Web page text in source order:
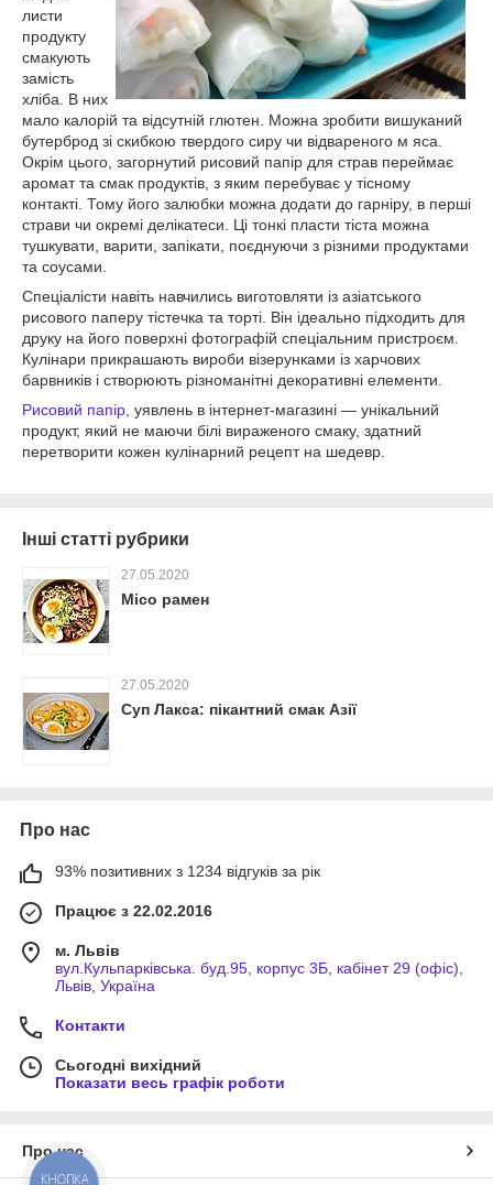
листи
продукту
смакують
замість
хліба. В них
мало калорій та відсутній глютен. Можна зробити вишуканий
бутерброд зі скибкою твердого сиру чи відвареного м яса.
Окрім цього, загорнутий рисовий папір для страв переймає
аромат та смак продуктів, з яким перебуває у тісному
контакті. Тому його залюбки можна додати до гарніру, в перші
страви чи окремі делікатеси. Ці тонкі пласти тіста можна
тушкувати, варити, запікати, поєднуючи з різними продуктами
та соусами.
Спеціалісти навіть навчились виготовляти із азіатського
рисового паперу тістечка та торті. Він ідеально підходить для
друку на його поверхні фотографій спеціальним пристроєм.
Кулінари прикрашають вироби візерунками із харчових
барвників і створюють різноманітні декоративні елементи.
Рисовий папір , уявлень в інтернет-магазині ― унікальний
продукт, який не маючи білі вираженого смаку, здатний
перетворити кожен кулінарний рецепт на шедевр.
Інші статті рубрики
27.05.2020
Місо рамен
27.05.2020
Суп Лакса: пікантний смак Азії
Про нас
93% позитивних з 1234 відгуків за рік
Працює з 22.02.2016
м. Львів
вул.Кульпарківська. буд.95, корпус 3Б, кабінет 29 (офіс),
Львів, Україна
Контакти
Сьогодні вихідний
Показати весь графік роботи
Про нас
КНОПКА